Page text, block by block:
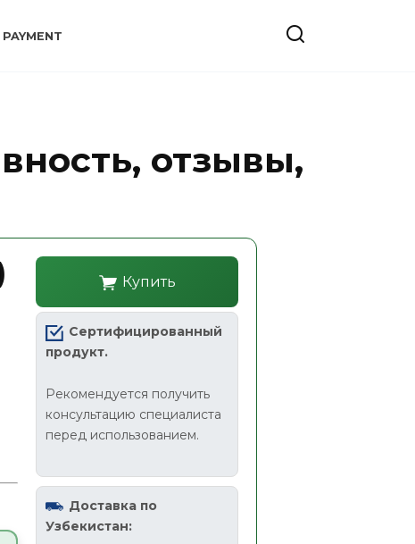
отзывы,
Купить
Сертифицированный
продукт.
Рекомендуется получить
консультацию специалиста
перед использованием.
Доставка по
Узбекистан: